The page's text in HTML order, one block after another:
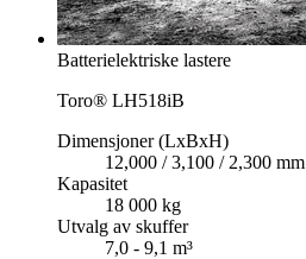
Batterielektriske lastere
Toro® LH518iB
Dimensjoner (LxBxH)
12,000 / 3,100 / 2,300 mm
Kapasitet
18 000 kg
Utvalg av skuffer
7,0 - 9,1 m³